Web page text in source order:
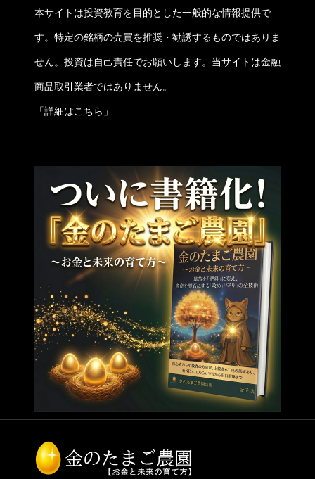
本サイトは投資教育を目的とした一般的な情報提供で
す。特定の銘柄の売買を推奨・勧誘するものではありま
せん。投資は自己責任でお願いします。当サイトは金融
商品取引業者ではありません。
「詳細はこちら 」